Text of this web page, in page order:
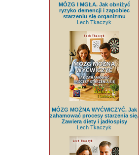
MÓZG I MGŁA. Jak obniżyć
ryzyko demencji i zapobiec
starzeniu się organizmu
Lech Tkaczyk
MÓZG MOŻNA WYĆWICZYĆ. Jak
zahamować procesy starzenia się.
Zawiera diety i jadłospisy
Lech Tkaczyk